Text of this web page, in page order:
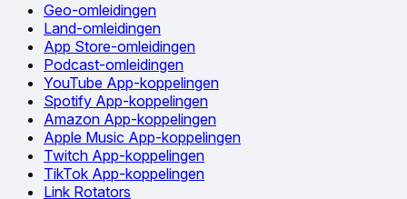
Geo-omleidingen
Land-omleidingen
App Store-omleidingen
Podcast-omleidingen
YouTube App-koppelingen
Spotify App-koppelingen
Amazon App-koppelingen
Apple Music App-koppelingen
Twitch App-koppelingen
TikTok App-koppelingen
Link Rotators